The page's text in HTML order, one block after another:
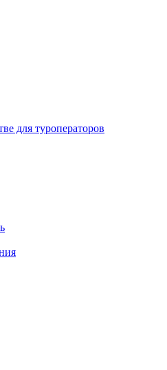
для туроператоров